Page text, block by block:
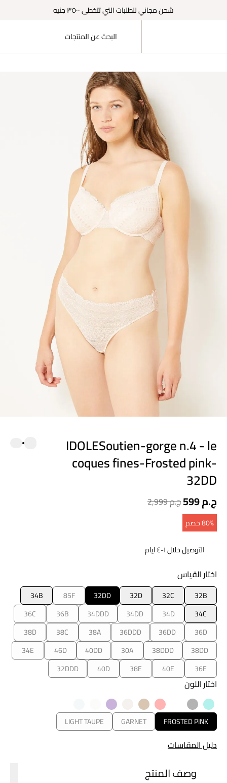
شحن مجاني للطلبات التي تتخطى ٣٥٠٠ جنيه
IDOLESoutien-gorge n.4 - le
coques fines-Frosted pink-
32DD
599 ج.م 2,999 ج.م
80‎%‎ خصم
التوصيل خلال ١-٤ ايام
اختار القياس
32B
32C
32D
32DD
85F
34B
34C
34D
34DD
34DDD
36B
36C
36D
36DD
36DDD
38A
38C
38D
38DD
38DDD
30A
40DD
46D
34E
36E
40E
38E
40D
32DDD
اختار اللون
FROSTED PINK
GARNET
LIGHT TAUPE
دليل المقاسات
وصف المنتج